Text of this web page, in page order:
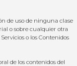
de uso de ninguna clase
o sobre cualquier otra
o los Contenidos
de los contenidos del